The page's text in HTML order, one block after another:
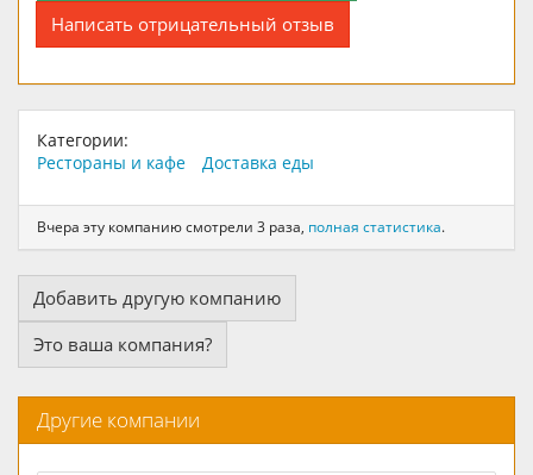
Написать отрицательный отзыв
Категории:
Рестораны и кафе
Доставка еды
Вчера эту компанию смотрели 3 раза, полная статистика.
Добавить другую компанию
Это ваша компания?
Другие компании